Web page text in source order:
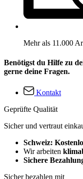
Mehr als 11.000
Benötigst du Hilfe zu
gerne deine Fragen.
Kontakt
Geprüfte Qualität
Sicher und vertraut
Schweiz:
Wir arbeiten
Sichere
Sicher bezahlen mit